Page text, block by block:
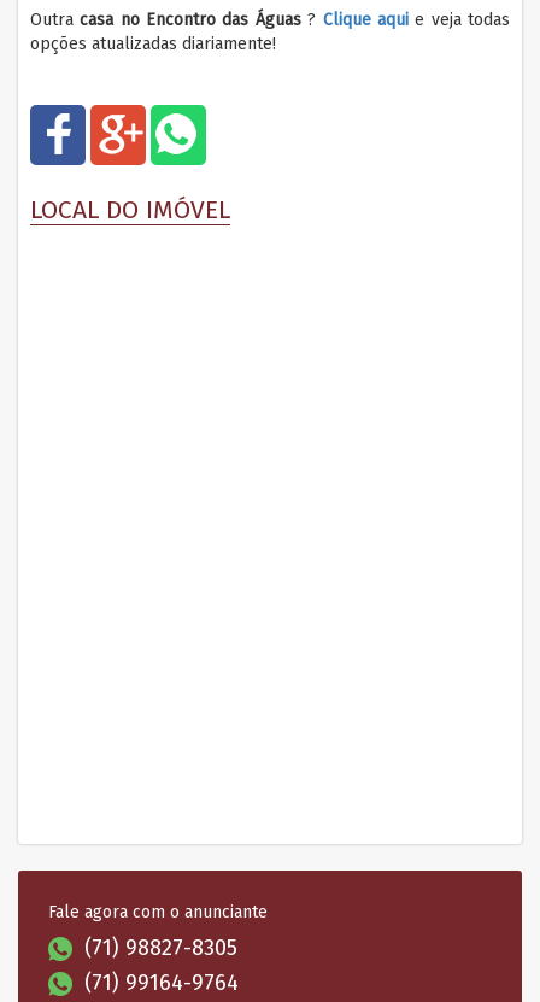
Outracasa no Encontro das Águas? Clique aquie veja todas
opções atualizadas diariamente!
p
LOCAL DO IMÓVEL
Fale agora com o anunciante
(71) 98827-8305
(71) 99164-9764